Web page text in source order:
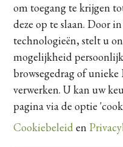
om toegang te krijgen
deze op te slaan. Door
technologieën, stelt u
mogelijkheid
browsegedrag of unieke
verwerken. U kan uw
pagina via de optie
Cookiebeleiden
Te koop